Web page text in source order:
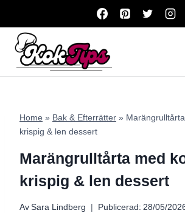
content
Home » Bak & Efterrätter »
krispig & len dessert
Marängrulltårta med
krispig & len dessert
Av Sara Lindberg Publicerad: 28/05/